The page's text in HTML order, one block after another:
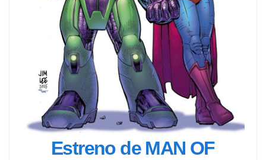
Estreno de MAN OF